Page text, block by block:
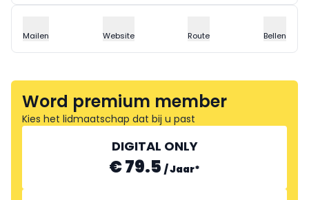
Mailen Website Route Bellen
Word premium member
Kies het lidmaatschap dat bij u past
DIGITAL ONLY
€ 79.5 /Jaar*